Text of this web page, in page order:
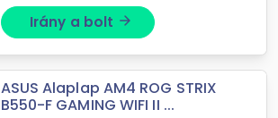
Irány a bolt arrow_forward
ASUS Alaplap AM4 ROG STRIX
B550-F GAMING WIFI II ...